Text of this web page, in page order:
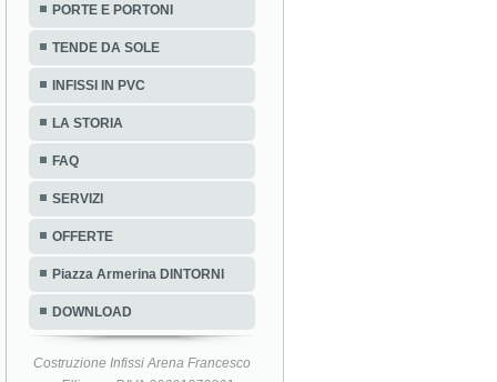
PORTE E PORTONI
TENDE DA SOLE
INFISSI IN PVC
LA STORIA
FAQ
SERVIZI
OFFERTE
Piazza Armerina DINTORNI
DOWNLOAD
Costruzione Infissi Arena Francesco